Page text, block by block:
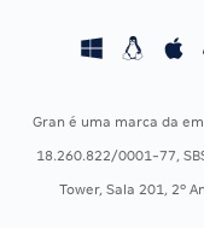
Concursos Fiscais
Gran é uma marca da
18.260.822/0001-77,
Tower, Sala 201, 2º